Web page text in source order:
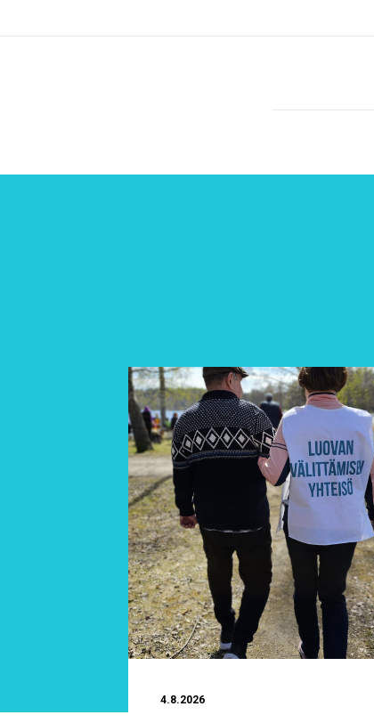
4.8.2026